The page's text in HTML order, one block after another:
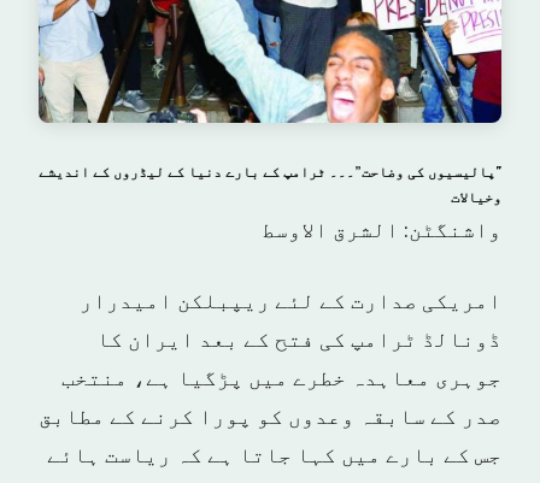
"پالیسیوں کی وضاحت”۔۔۔ ٹرامپ کے بارے دنیا کے لیڈروں کے اندیشے
وخیالات
واشنگٹن: الشرق الاوسط
امریکی صدارت کے لئے ریپبلکن امیدرار
ڈونالڈ ٹرامپ کی فتح کے بعد ایران کا
جوہری معاہدہ خطرے میں پڑگیا ہے، منتخب
صدر کے سابقہ وعدوں کو پورا کرنے کے مطابق
جس کے بارے میں کہا جاتا ہے کہ ریاست ہائے